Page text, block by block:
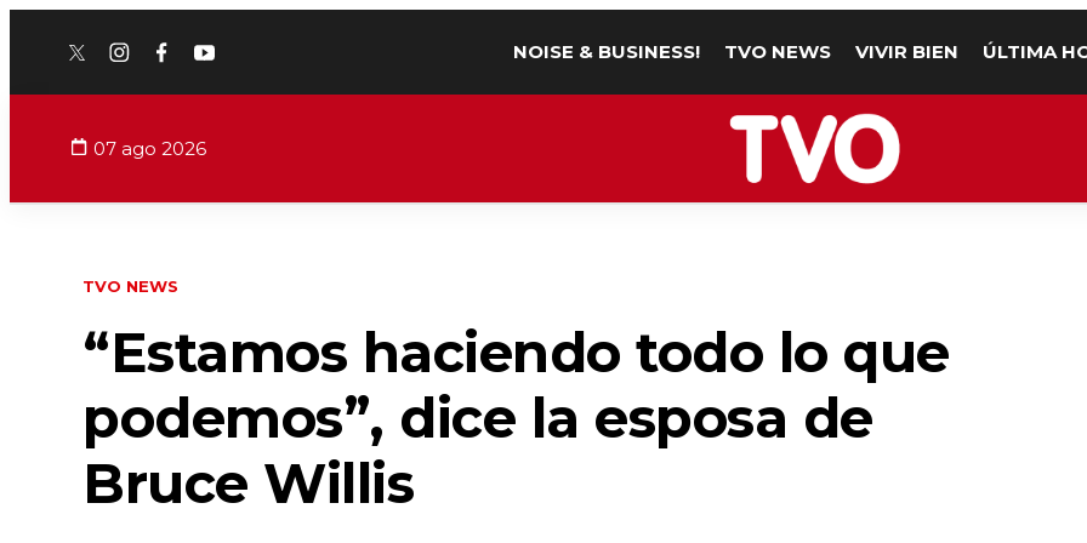
twitterinstagram
facebook
youtube NOISE & BUSINESS! TVO NEWS VIVIR BIEN ÚLTIMA
07 ago 2026
TVO NEWS
“Estamos haciendo todo lo que
podemos”, dice la esposa de
Bruce Willis